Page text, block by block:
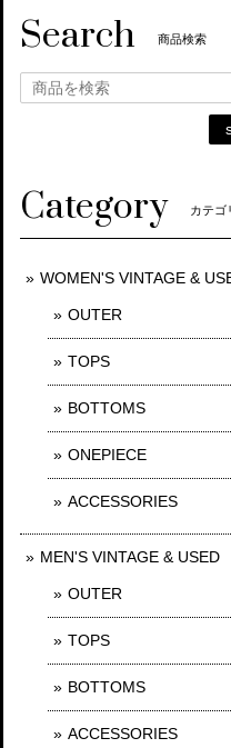
Search 商品検索
Category カテゴ
WOMEN'S VINTAGE &
OUTER
TOPS
BOTTOMS
ONEPIECE
ACCESSORIES
MEN'S VINTAGE & USED
OUTER
TOPS
BOTTOMS
ACCESSORIES